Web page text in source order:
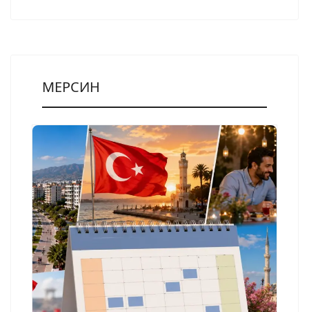
МЕРСИН